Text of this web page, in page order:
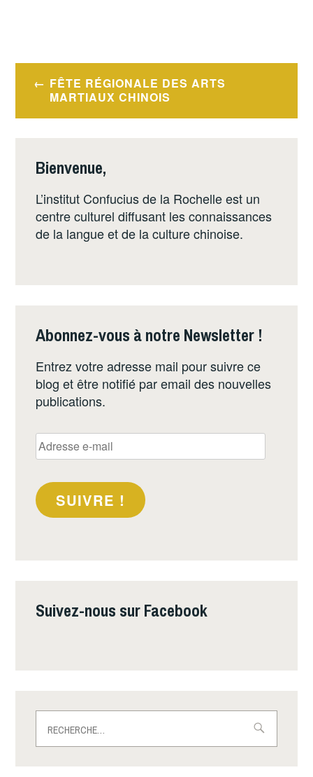
Navigation
l’article
FÊTE RÉGIONALE DES ARTS
MARTIAUX CHINOIS
Bienvenue,
L’institut Confucius de la Rochelle est un
centre culturel diffusant les connaissances
de la langue et de la culture chinoise.
Abonnez-vous à notre Newsletter !
Entrez votre adresse mail pour suivre ce
blog et être notifié par email des nouvelles
publications.
Adresse
e-
SUIVRE !
Suivez-nous sur Facebook